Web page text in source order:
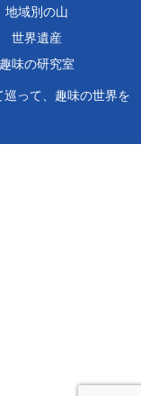
地域別の山
世界遺産
趣味の研究室
って、趣味の世界を